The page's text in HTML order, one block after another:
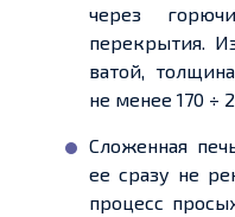
через
перекрытия.
ватой,
не менее 170 ÷
Сложенная
ее сразу не
процесс пр